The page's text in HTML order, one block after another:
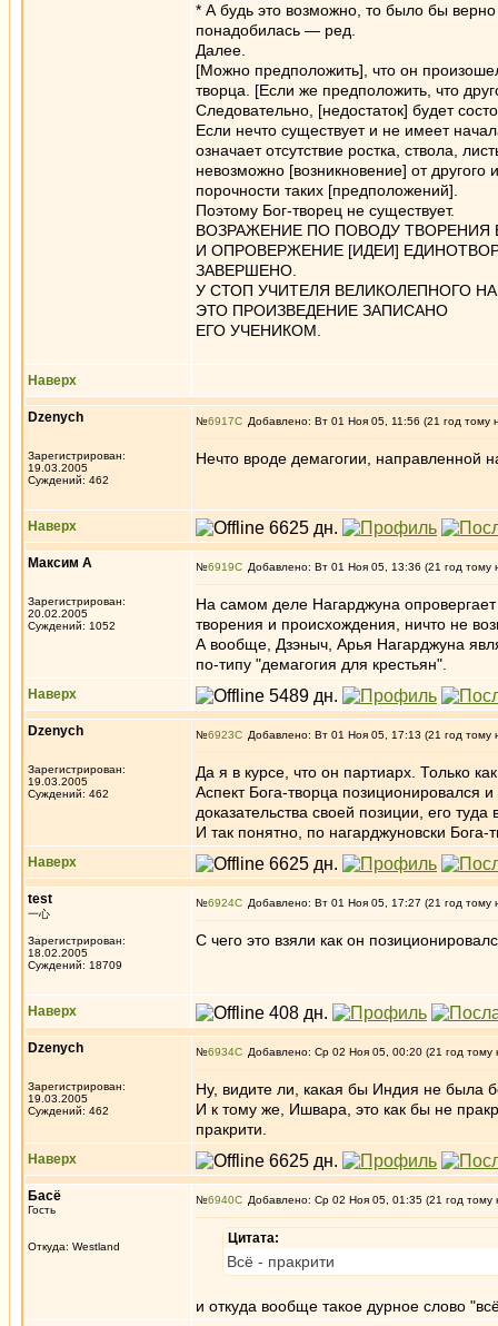
* А будь это возможно, то было бы
понадобилась — ред.
Далее.
[Можно предположить], что он
творца. [Если же предположить, что
Следовательно, [недостаток] будет
Если нечто существует и не имеет
означает отсутствие ростка, ствола,
невозможно [возникновение] от другого
порочности таких [предположений].
Поэтому Бог-творец не существует.
ВОЗРАЖЕНИЕ ПО ПОВОДУ ТВОРЕНИЯ
И ОПРОВЕРЖЕНИЕ [ИДЕИ]
ЗАВЕРШЕНО.
У СТОП УЧИТЕЛЯ ВЕЛИКОЛЕПНОГО
ЭТО ПРОИЗВЕДЕНИЕ ЗАПИСАНО
ЕГО УЧЕНИКОМ.
Наверх
Dzenych
Зарегистрирован:
19.03.2005
Суждений: 462
№6917 Добавлено: Вт 01 Ноя 05, 11:56 (21 год тому
Нечто вроде демагогии, направленной
Наверх
Максим А
Зарегистрирован:
20.02.2005
Суждений: 1052
№6919 Добавлено: Вт 01 Ноя 05, 13:36 (21 год тому
На самом деле Нагарджуна
творения и происхождения, ничто не
А вообще, Дзэныч, Арья Нагарджуна
по-типу "демагогия для крестьян".
Наверх
Dzenych
Зарегистрирован:
19.03.2005
Суждений: 462
№6923 Добавлено: Вт 01 Ноя 05, 17:13 (21 год тому
Да я в курсе, что он партиарх. Только
Аспект Бога-творца позиционировался
доказательства своей позиции, его
И так понятно, по нагарджуновски
Наверх
test
一心
Зарегистрирован:
18.02.2005
Суждений: 18709
№6924 Добавлено: Вт 01 Ноя 05, 17:27 (21 год тому
С чего это взяли как он
Наверх
Dzenych
Зарегистрирован:
19.03.2005
Суждений: 462
№6934 Добавлено: Ср 02 Ноя 05, 00:20 (21 год тому
Ну, видите ли, какая бы Индия не
И к тому же, Ишвара, это как бы не
пракрити.
Наверх
Басё
Гость
Откуда: Westland
№6940 Добавлено: Ср 02 Ноя 05, 01:35 (21 год тому
Цитата:
Всё - пракрити
и откуда вообще такое дурное слово